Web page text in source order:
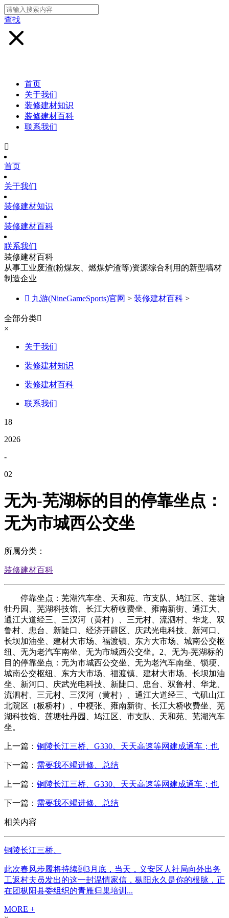
查找
首页
关于我们
装修建材知识
装修建材百科
联系我们

首页
关于我们
装修建材知识
装修建材百科
联系我们
装修建材百科
从事工业废渣(粉煤灰、燃煤炉渣等)资源综合利用的新型墙材
制造企业
 九游(NineGameSports)官网 > 装修建材百科 >
全部分类
×
关于我们
装修建材知识
装修建材百科
联系我们
18
2026
-
02
无为-芜湖标的目的停靠坐点：
无为市城西公交坐
所属分类：
装修建材百科
停靠坐点：芜湖汽车坐、天和苑、市支队、鸠江区、莲塘
牡丹园、芜湖科技馆、长江大桥收费坐、雍南新街、通江大、
通江大道经三、三汊河（黄村）、三元村、流泗村、华龙、双
鲁村、忠台、新陡口、经济开辟区、庆武光电科技、新河口、
长坝加油坐、建材大市场、福渡镇、东方大市场、城南公交枢
纽、无为老汽车南坐、无为市城西公交坐。2、无为-芜湖标的
目的停靠坐点：无为市城西公交坐、无为老汽车南坐、锁埂、
城南公交枢纽、东方大市场、福渡镇、建材大市场、长坝加油
坐、新河口、庆武光电科技、新陡口、忠台、双鲁村、华龙、
流泗村、三元村、三汊河（黄村）、通江大道经三、弋矶山江
北院区（板桥村）、中梗张、雍南新街、长江大桥收费坐、芜
湖科技馆、莲塘牡丹园、鸠江区、市支队、天和苑、芜湖汽车
坐。
上一篇： 铜陵长江三桥、G330、天天高速等网建成通车；也
下一篇： 需要我不竭进修、总结
上一篇： 铜陵长江三桥、G330、天天高速等网建成通车；也
下一篇： 需要我不竭进修、总结
相关内容
铜陵长江三桥、
此次春风步履将持续到3月底，当天，义安区人社局向外出务
工返村夫员发出的这一封温情家信，枞阳永久是你的根脉，正
在团枞阳县委组织的青雁归巢培训...
MORE +